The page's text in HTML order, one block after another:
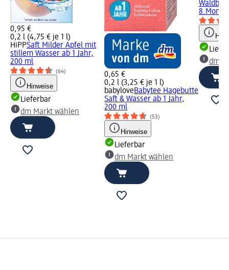
0,95 €
0,2 l (4,75 € je 1 l)
HiPPSaft Milder Apfel mit
stillem Wasser ab 1 Jahr,
200 ml
(64)
Hinweise
Lieferbar
dm Markt wählen
0,65 €
0,2 l (3,25 € je 1 l)
babyloveBabytee Hagebutte
Saft & Wasser ab 1 Jahr,
200 ml
(53)
Hinweise
Lieferbar
dm Markt wählen
dm